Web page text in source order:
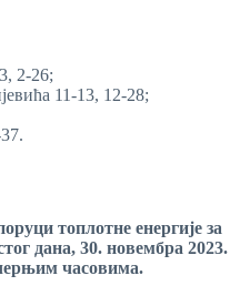
2-26;
11-13, 12-28;
топлотне енергије за
дана, 30. новембра 2023.
часовима.